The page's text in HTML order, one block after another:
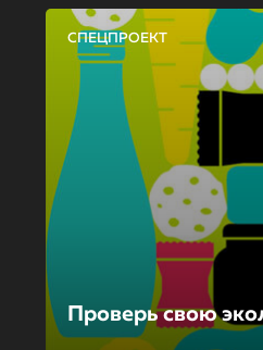
СПЕЦПРОЕКТ
Проверь свою